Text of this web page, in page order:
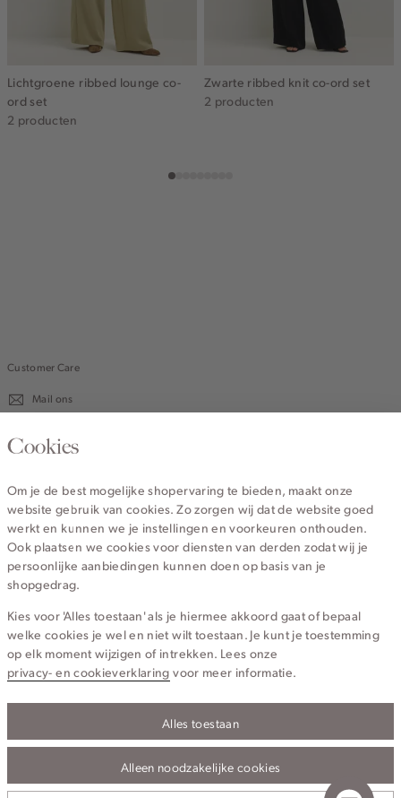
Lichtgroene ribbed lounge co-
ord set
2 producten
Zwarte ribbed knit co-ord set
2 producten
Customer Care
Mail ons
020 - 3412 670
Service
Wij zijn Cotton Club
Topcategorieën voor jou
Privacy- en cookieverklaringAlgemene Voorwaarden
Cookies
Om je de best mogelijke shopervaring te bieden, maakt onze
website gebruik van cookies. Zo zorgen wij dat de website goed
werkt en kunnen we je instellingen en voorkeuren onthouden.
Ook plaatsen we cookies voor diensten van derden zodat wij je
persoonlijke aanbiedingen kunnen doen op basis van je
shopgedrag.
Kies voor 'Alles toestaan' als je hiermee akkoord gaat of bepaal
welke cookies je wel en niet wilt toestaan. Je kunt je toestemming
op elk moment wijzigen of intrekken. Lees onze
privacy- en cookieverklaring voor meer informatie.
Alles toestaan
Alleen noodzakelijke cookies